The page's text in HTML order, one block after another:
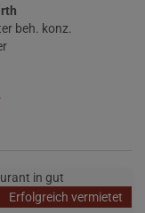
beh. konz.
Erfolgreich vermietet